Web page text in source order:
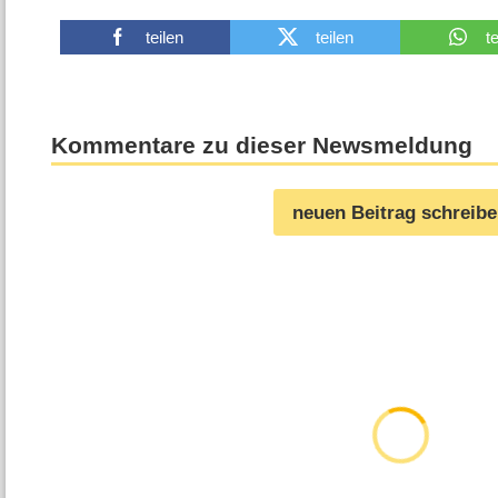
teilen teilen
Kommentare zu dieser Newsmeldung
neuen Beitrag